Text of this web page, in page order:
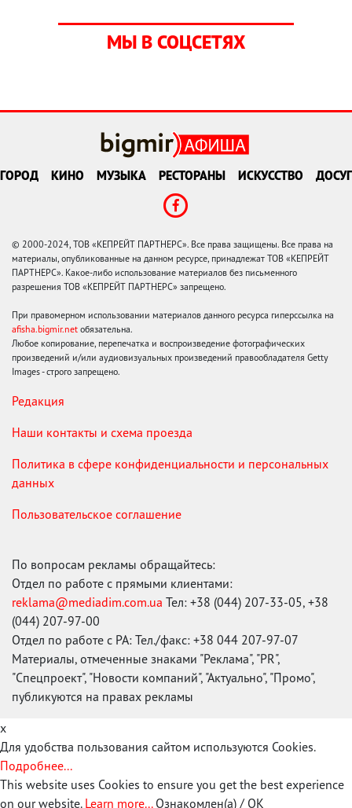
МЫ В СОЦСЕТЯХ
ГОРОД КИНО МУЗЫКА РЕСТОРАНЫ ИСКУССТВО ДОСУГ
© 2000-2024, ТОВ «КЕПРЕЙТ ПАРТНЕРС». Все права защищены. Все права на
материалы, опубликованные на данном ресурсе, принадлежат ТОВ «КЕПРЕЙТ
ПАРТНЕРС». Какое-либо использование материалов без письменного
разрешения ТОВ «КЕПРЕЙТ ПАРТНЕРС» запрещено.
При правомерном использовании материалов данного ресурса гиперссылка на
afisha.bigmir.net обязательна.
Любое копирование, перепечатка и воспроизведение фотографических
произведений и/или аудиовизуальных произведений правообладателя Getty
Images - строго запрещено.
Редакция
Наши контакты и схема проезда
Политика в сфере конфиденциальности и персональных
данных
Пользовательское соглашение
По вопросам рекламы обращайтесь:
Отдел по работе с прямыми клиентами:
reklama@mediadim.com.ua Тел: +38 (044) 207-33-05, +38
(044) 207-97-00
Отдел по работе с РА: Тел./факс: +38 044 207-97-07
Материалы, отмеченные знаками "Реклама", "PR",
"Спецпроект", "Новости компаний", "Актуально", "Промо",
публикуются на правах рекламы
x
Для удобства пользования сайтом используются Cookies.
Подробнее...
This website uses Cookies to ensure you get the best experience
on our website. Learn more... Ознакомлен(а) / OK